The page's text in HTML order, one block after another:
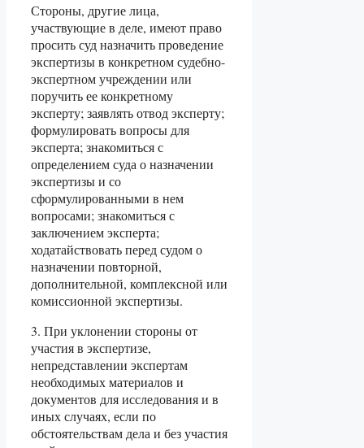
Стороны, другие лица,
участвующие в деле, имеют право
просить суд назначить проведение
экспертизы в конкретном судебно-
экспертном учреждении или
поручить ее конкретному
эксперту; заявлять отвод эксперту;
формулировать вопросы для
эксперта; знакомиться с
определением суда о назначении
экспертизы и со
сформулированными в нем
вопросами; знакомиться с
заключением эксперта;
ходатайствовать перед судом о
назначении повторной,
дополнительной, комплексной или
комиссионной экспертизы.
3. При уклонении стороны от
участия в экспертизе,
непредставлении экспертам
необходимых материалов и
документов для исследования и в
иных случаях, если по
обстоятельствам дела и без участия